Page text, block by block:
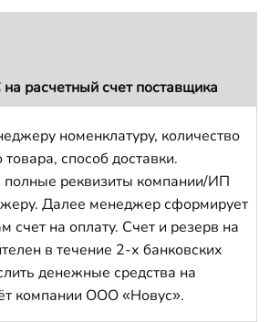
расчетный счет поставщика
номенклатуру, количество
способ доставки.
полные реквизиты компании/ИП
Далее менеджер сформирует
счет на оплату. Счет и резерв на
в течение 2-х банковских
денежные средства на
компании ООО «Новус».